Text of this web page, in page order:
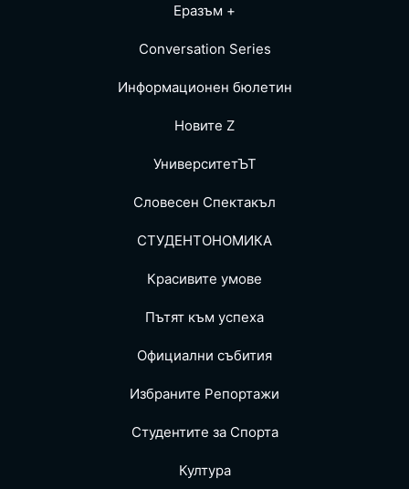
Еразъм +
Conversation Series
Информационен бюлетин
Новите Z
УниверситетЪТ
Словесен Спектакъл
СТУДЕНТОНОМИКА
Красивите умове
Пътят към успеха
Официални събития
Избраните Репoртажи
Студентите за Спортa
Култура